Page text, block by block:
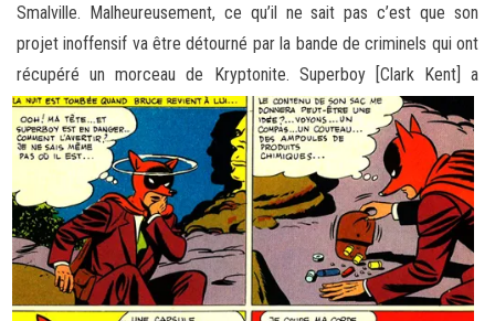
Smalville. Malheureusement, ce qu’il ne sait pas c’est que son
projet inoffensif va être détourné par la bande de criminels qui ont
récupéré un morceau de Kryptonite. Superboy [Clark Kent] a